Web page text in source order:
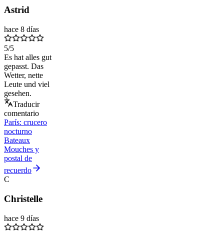
Astrid
hace 8 días
5/5
Es hat alles gut
gepasst. Das
Wetter, nette
Leute und viel
gesehen.
Traducir
comentario
París: crucero
nocturno
Bateaux
Mouches y
postal de
recuerdo
C
Christelle
hace 9 días